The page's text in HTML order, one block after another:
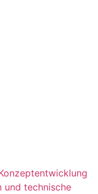
und technische